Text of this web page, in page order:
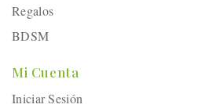
Regalos
BDSM
Mi Cuenta
Iniciar Sesión